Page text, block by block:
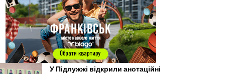
У Підлужжі відкрили анотаційні